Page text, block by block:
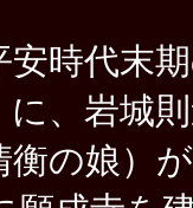
安時代末
に、岩城
衡の娘）